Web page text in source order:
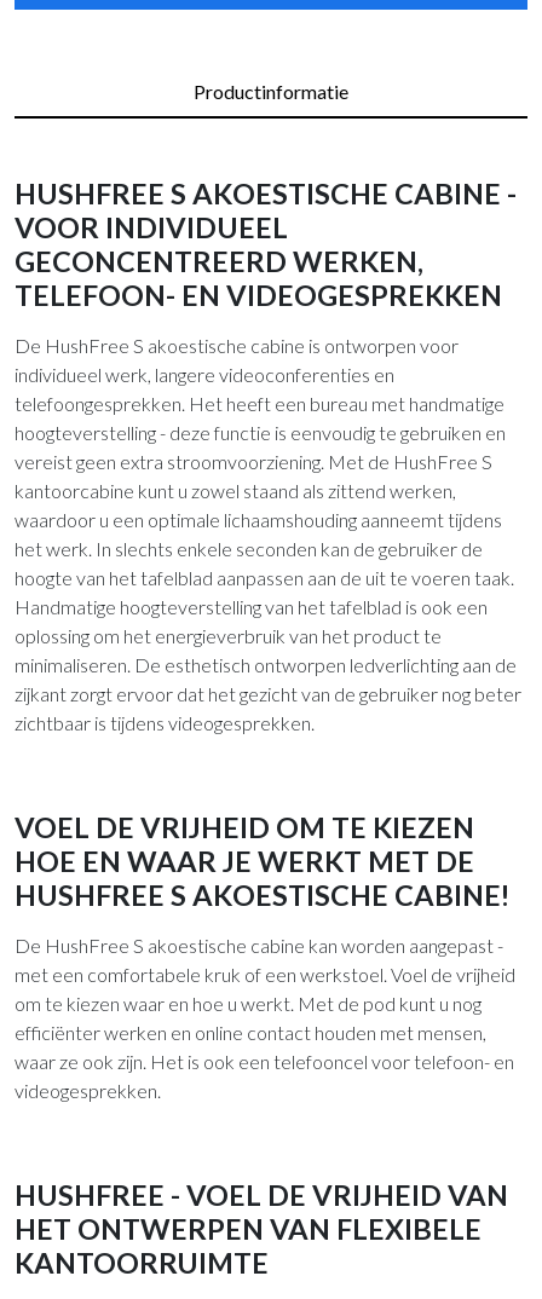
Productinformatie
HUSHFREE S AKOESTISCHE CABINE -
VOOR INDIVIDUEEL
GECONCENTREERD WERKEN,
TELEFOON- EN VIDEOGESPREKKEN
De HushFree S akoestische cabine is ontworpen voor
individueel werk, langere videoconferenties en
telefoongesprekken. Het heeft een bureau met handmatige
hoogteverstelling - deze functie is eenvoudig te gebruiken en
vereist geen extra stroomvoorziening. Met de HushFree S
kantoorcabine kunt u zowel staand als zittend werken,
waardoor u een optimale lichaamshouding aanneemt tijdens
het werk. In slechts enkele seconden kan de gebruiker de
hoogte van het tafelblad aanpassen aan de uit te voeren taak.
Handmatige hoogteverstelling van het tafelblad is ook een
oplossing om het energieverbruik van het product te
minimaliseren. De esthetisch ontworpen ledverlichting aan de
zijkant zorgt ervoor dat het gezicht van de gebruiker nog beter
zichtbaar is tijdens videogesprekken.
VOEL DE VRIJHEID OM TE KIEZEN
HOE EN WAAR JE WERKT MET DE
HUSHFREE S AKOESTISCHE CABINE!
De HushFree S akoestische cabine kan worden aangepast -
met een comfortabele kruk of een werkstoel. Voel de vrijheid
om te kiezen waar en hoe u werkt. Met de pod kunt u nog
efficiënter werken en online contact houden met mensen,
waar ze ook zijn. Het is ook een telefooncel voor telefoon- en
videogesprekken.
HUSHFREE - VOEL DE VRIJHEID VAN
HET ONTWERPEN VAN FLEXIBELE
KANTOORRUIMTE